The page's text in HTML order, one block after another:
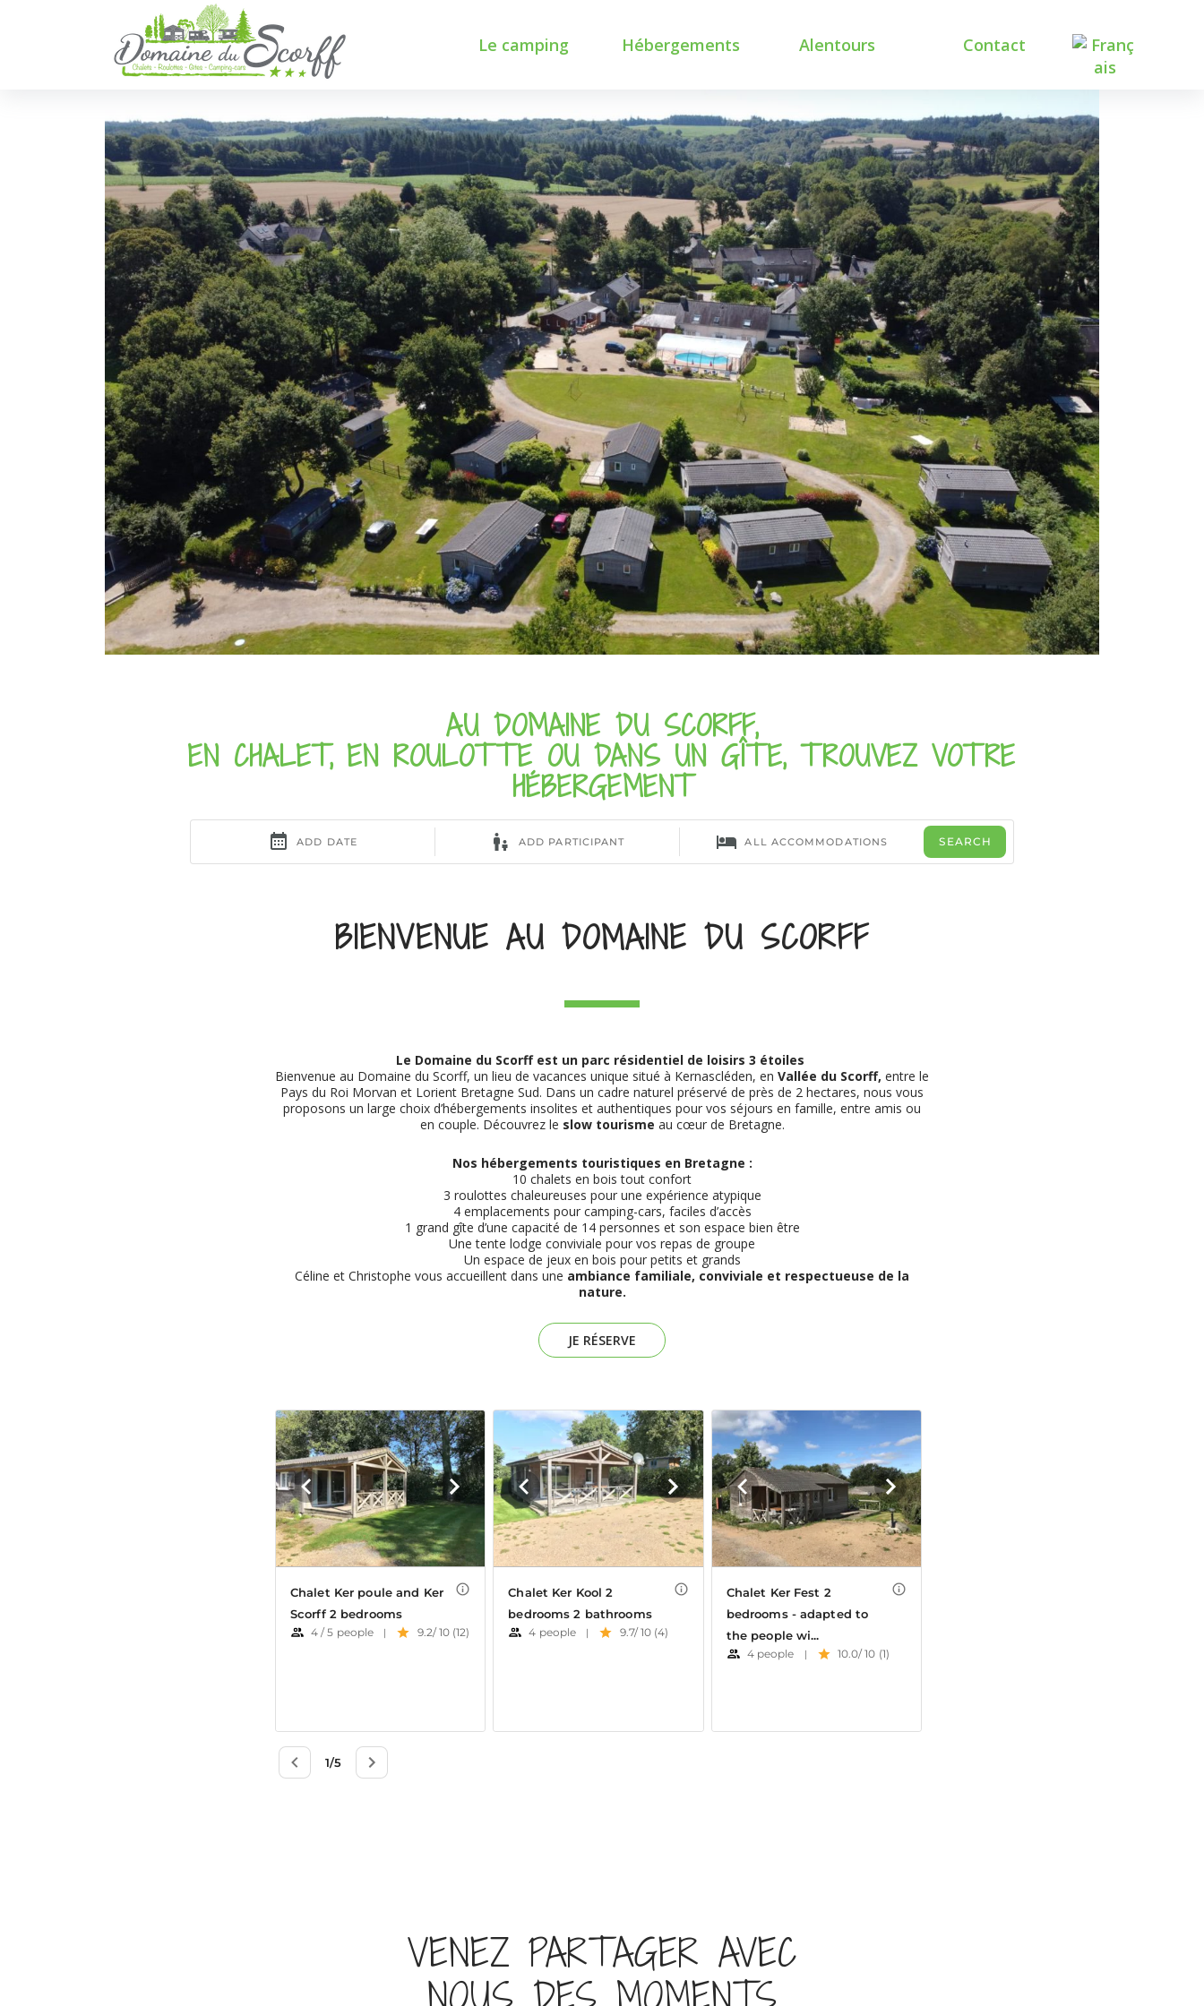
Le camping
Piscine Couverte
L’accueil Pet friendly
Hébergements
Nos Ty roulottes
Emplacements camping car
ou tente
Nos tarifs et offres
Alentours Contact
AU DOMAINE DU SCORFF,
EN CHALET, EN ROULOTTE OU DANS UN GÎTE, TROUVEZ VOTRE
HÉBERGEMENT
BIENVENUE AU DOMAINE DU SCORFF
Le Domaine du Scorff est un parc résidentiel de loisirs 3 étoiles
Bienvenue au Domaine du Scorff, un lieu de vacances unique situé à Kernascléden, en Vallée du Scorff, entre le
Pays du Roi Morvan et Lorient Bretagne Sud. Dans un cadre naturel préservé de près de 2 hectares, nous vous
proposons un large choix d’hébergements insolites et authentiques pour vos séjours en famille, entre amis ou
en couple. Découvrez le slow tourisme au cœur de Bretagne.
Nos hébergements touristiques en Bretagne :
10 chalets en bois tout confort
3 roulottes chaleureuses pour une expérience atypique
4 emplacements pour camping-cars, faciles d’accès
1 grand gîte d’une capacité de 14 personnes et son espace bien être
Une tente lodge conviviale pour vos repas de groupe
Un espace de jeux en bois pour petits et grands
Céline et Christophe vous accueillent dans une ambiance familiale, conviviale et respectueuse de la
nature.
JE RÉSERVE
VENEZ PARTAGER AVEC